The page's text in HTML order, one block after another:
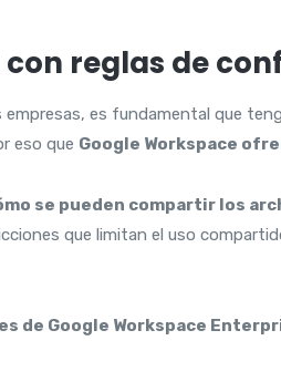
reglas de
es fundamental que
eso que Google Workspace
se pueden compartir los
que limitan el uso
de Google Workspace